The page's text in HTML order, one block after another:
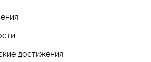
достижения.